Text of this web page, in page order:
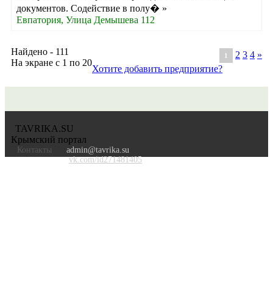
документов. Содействие в полу� »
Евпатория, Улица Демышева 112
Найдено - 111
На экране с 1 по 20
1 2 3 4 »
Хотите добавить предприятие?
TAVRIKA.SU
Крымский портал
Контакты
admin@tavrika.su
vk.com/id271481405